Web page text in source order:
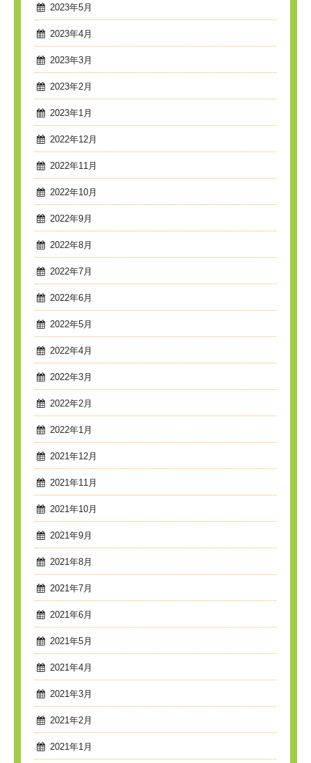
2023年5月
2023年4月
2023年3月
2023年2月
2023年1月
2022年12月
2022年11月
2022年10月
2022年9月
2022年8月
2022年7月
2022年6月
2022年5月
2022年4月
2022年3月
2022年2月
2022年1月
2021年12月
2021年11月
2021年10月
2021年9月
2021年8月
2021年7月
2021年6月
2021年5月
2021年4月
2021年3月
2021年2月
2021年1月